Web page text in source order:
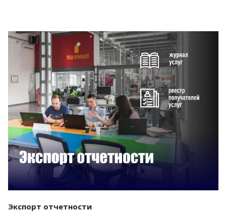
Смотреть проект
Экспорт отчетности